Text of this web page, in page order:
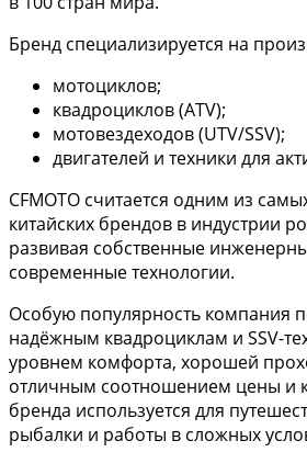
Бренд специализируется на
мотоциклов;
квадроциклов (ATV);
мотовездеходов (UTV/SSV);
двигателей и техники для
CFMOTO считается одним из
китайских брендов в индустрии
развивая собственные
современные технологии.
Особую популярность компания
надёжным квадроциклам и SSV-
уровнем комфорта, хорошей
отличным соотношением цены и
бренда используется для
рыбалки и работы в сложных